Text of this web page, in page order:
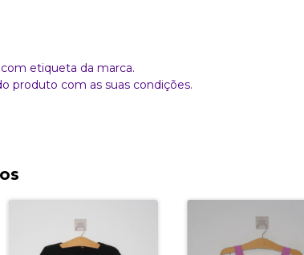
etiqueta da marca.
produto com as suas condições.